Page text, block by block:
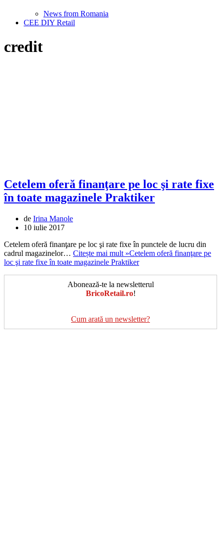
News from Romania
CEE DIY Retail
credit
Cetelem oferă finanţare pe loc şi rate fixe
în toate magazinele Praktiker
de Irina Manole
10 iulie 2017
Cetelem oferă finanţare pe loc şi rate fixe în punctele de lucru din
cadrul magazinelor… Citește mai mult »Cetelem oferă finanţare pe
loc şi rate fixe în toate magazinele Praktiker
Abonează-te la newsletterul
BricoRetail.ro!
Cum arată un newsletter?